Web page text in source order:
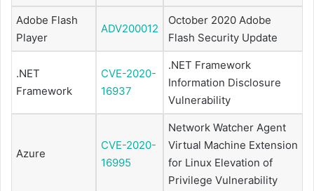
Adobe Flash
Player
ADV200012
October 2020 Adobe
Flash Security Update
.NET
Framework
CVE-2020-
16937
.NET Framework
Information Disclosure
Vulnerability
Azure
CVE-2020-
16995
Network Watcher Agent
Virtual Machine Extension
for Linux Elevation of
Privilege Vulnerability